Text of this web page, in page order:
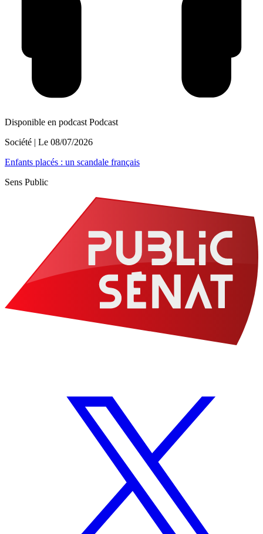
Disponible en podcast Podcast
Société | Le 08/07/2026
Enfants placés : un scandale français
Sens Public